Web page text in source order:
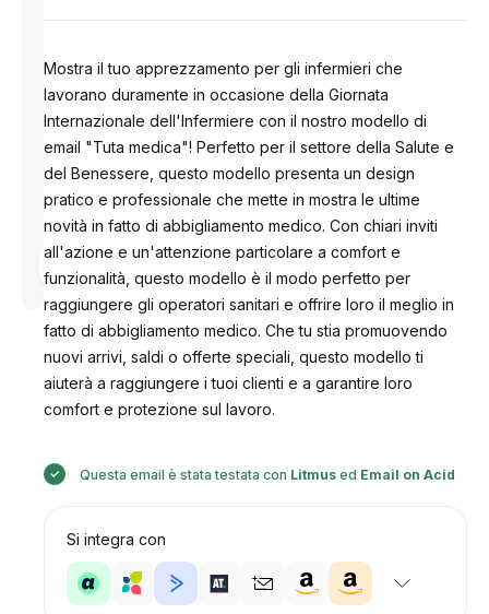
Progettato
Anastasiia
Mostra il tuo apprezzamento per gli infermieri che
lavorano duramente in occasione della Giornata
Internazionale dell'Infermiere con il nostro modello di
email "Tuta medica"! Perfetto per il settore della Salute e
del Benessere, questo modello presenta un design
pratico e professionale che mette in mostra le ultime
novità in fatto di abbigliamento medico. Con chiari inviti
all'azione e un'attenzione particolare a comfort e
funzionalità, questo modello è il modo perfetto per
raggiungere gli operatori sanitari e offrire loro il meglio in
fatto di abbigliamento medico. Che tu stia promuovendo
nuovi arrivi, saldi o offerte speciali, questo modello ti
aiuterà a raggiungere i tuoi clienti e a garantire loro
comfort e protezione sul lavoro.
Questa email è stata testata con Litmused Email on Acid
Si integra con